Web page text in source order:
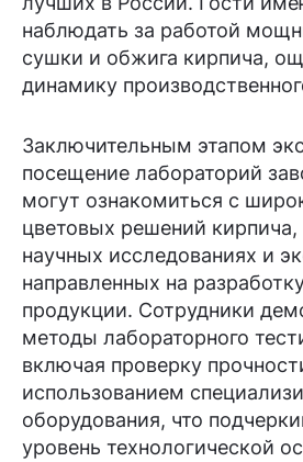
наблюдать за работой
сушки и обжига кирпича,
динамику
Заключительным этапом
посещение лабораторий
могут ознакомиться с
цветовых решений кирпича,
научных исследованиях и
направленных на
продукции. Сотрудники
методы лабораторного
включая проверку
использованием
оборудования, что
уровень технологической